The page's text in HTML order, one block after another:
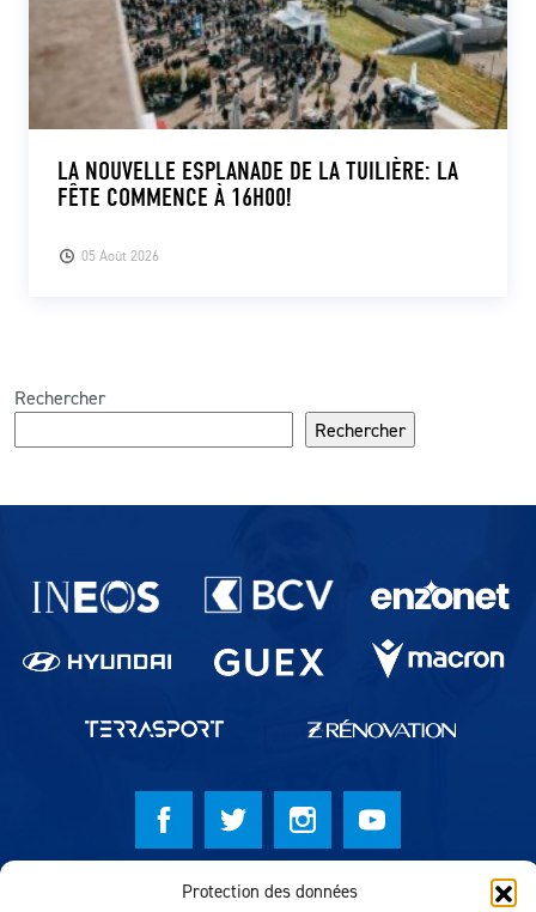
Protection des données
05 Août 2026
LA NOUVELLE ESPLANADE DE LA TUILIÈRE: LA
FÊTE COMMENCE À 16H00!
Rechercher
Rechercher
Partenaires du lausanne-Sport
© Lausanne Sport Football Club 2026